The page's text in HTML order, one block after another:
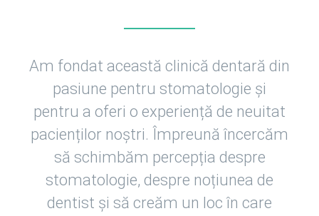
Am fondat această clinică dentară din
pasiune pentru stomatologie și
pentru a oferi o experiență de neuitat
pacienților noștri. Împreună încercăm
să schimbăm percepția despre
stomatologie, despre noțiunea de
dentist și să creăm un loc în care